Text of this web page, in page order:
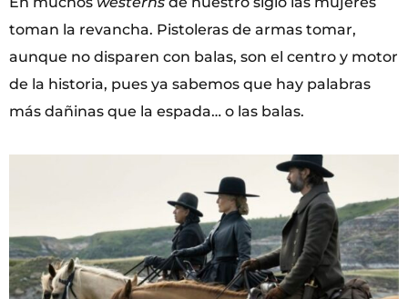
toman la revancha. Pistoleras de armas tomar,
aunque no disparen con balas, son el centro y motor
de la historia, pues ya sabemos que hay palabras
más dañinas que la espada… o las balas.